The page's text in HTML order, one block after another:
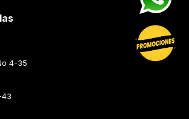
4-35
43